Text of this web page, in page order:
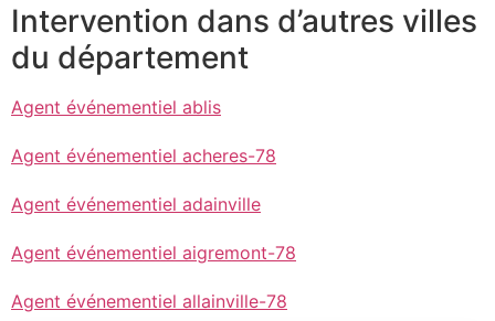
Intervention dans d’autres villes
du département
Agent événementiel ablis
Agent événementiel acheres-78
Agent événementiel adainville
Agent événementiel aigremont-78
Agent événementiel allainville-78